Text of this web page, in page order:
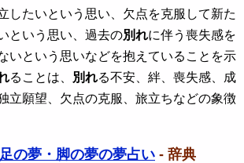
したいという思い、欠点を克服して新た
という思い、過去の別れに伴う喪失感を
いという思いなどを抱えていることを示
ることは、 別れる不安、絆、喪失感、成
立願望、欠点の克服、旅立ちなどの象徴
足の夢・脚の夢の夢占い - 辞典